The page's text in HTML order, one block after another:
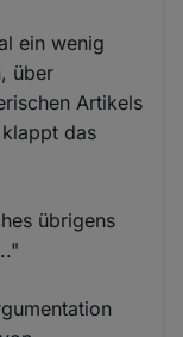
ein wenig
über
Artikels
das
übrigens